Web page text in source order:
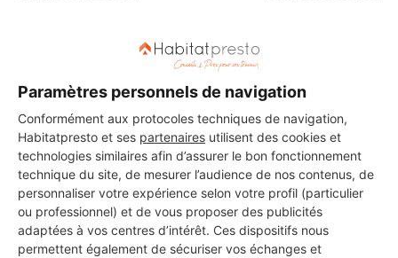
Paramètres personnels de navigation
Conformément aux protocoles techniques de navigation,
Habitatpresto et ses partenaires utilisent des cookies et
technologies similaires afin d’assurer le bon fonctionnement
technique du site, de mesurer l’audience de nos contenus, de
personnaliser votre expérience selon votre profil (particulier
ou professionnel) et de vous proposer des publicités
adaptées à vos centres d’intérêt. Ces dispositifs nous
permettent également de sécuriser vos échanges et
PAS LE TEMPS DE
CHERCHER ?
Vous souhaitez réaliser des travaux et ne savez quel professionnel
choisir ? Demandez des devis travauxauprès de notre réseau de 5 000
professionnels partout en France.